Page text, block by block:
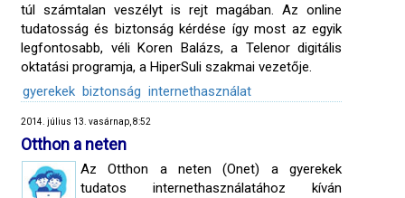
túl számtalan veszélyt is rejt magában. Az online
tudatosság és biztonság kérdése így most az egyik
legfontosabb, véli Koren Balázs, a Telenor digitális
oktatási programja, a HiperSuli szakmai vezetője.
gyerekek biztonság internethasználat
2014. július 13. vasárnap, 8:52
Otthon a neten
Az Otthon a neten (Onet) a gyerekek
tudatos internethasználatához kíván